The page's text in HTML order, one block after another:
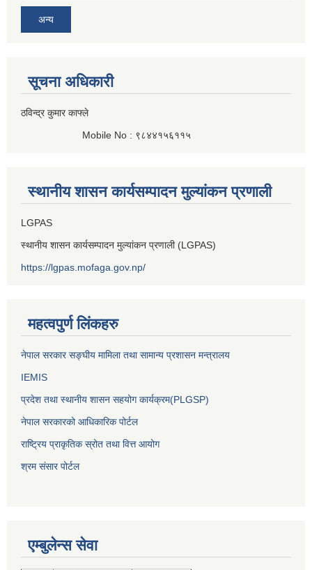
अन्य
सूचना अधिकारी
ठविन्द्र कुमार काफ्ले
Mobile No : ९८४४१५६११५
स्थानीय शासन कार्यसम्पादन मुल्यांकन प्रणाली
LGPAS
स्थानीय शासन कार्यसम्पादन मुल्यांकन प्रणाली (LGPAS)
https://lgpas.mofaga.gov.np/
महत्वपुर्ण लिंकहरु
नेपाल सरकार सङ्घीय मामिला तथा सामान्य प्रशासन मन्त्रालय
IEMIS
प्रदेश तथा स्थानीय शासन सहयोग कार्यक्रम(PLGSP)
नेपाल सरकारको आधिकारिक पोर्टल
राष्ट्रिय प्राकृतिक स्रोत तथा वित्त आयोग
श्रम संसार पोर्टल
एम्बुलेन्स सेवा